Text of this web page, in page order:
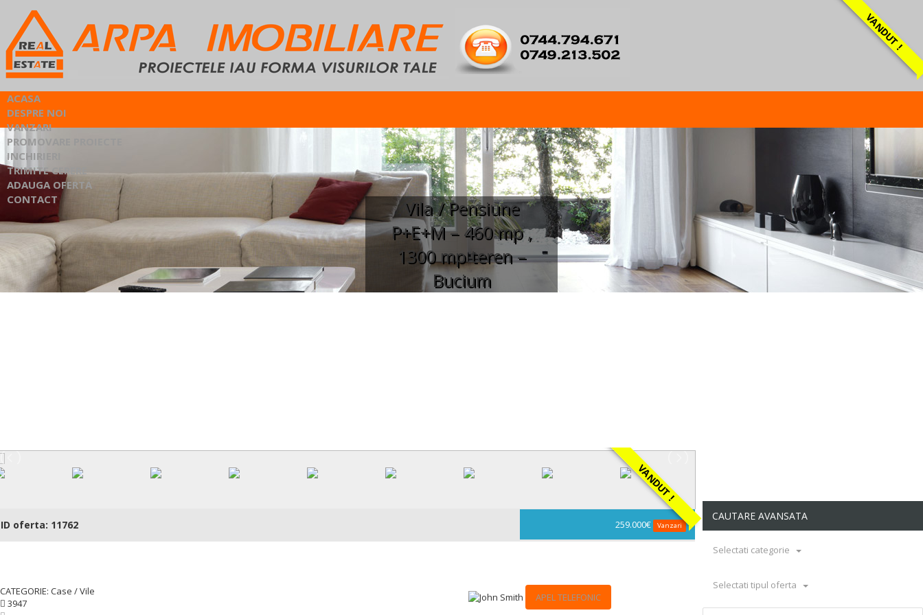
ACASA
DESPRE NOI
VANZARI
PROMOVARE PROIECTE
INCHIRIERI
TRIMITE CERERE
ADAUGA OFERTA
CONTACT
Vila / Pensiune
P+E+M – 460 mp ,
1300 mp teren –
Bucium
VANDUT !
VANDUT !
ID oferta: 11762 259.000€ Vanzari
CATEGORIE: Case / Vile
3947
APEL TELEFONIC
CAUTARE AVANSATA
Selectati categorie
Selectati tipul oferta